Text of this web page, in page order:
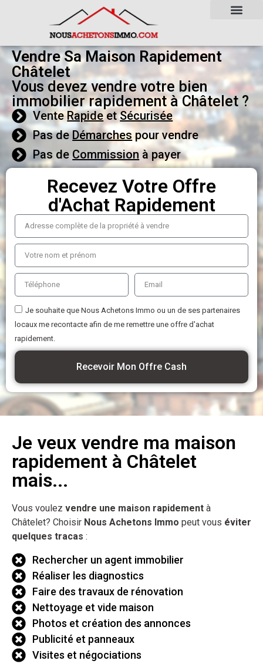
Vendre Sa Maison Rapidement
Châtelet
Vous devez vendre votre bien
immobilier rapidement à Châtelet ?
Vente Rapide etSécurisée
Pas deDémarches pour vendre
Pas de Commission à payer
Recevez Votre Offre
d'Achat Rapidement
Je souhaite que Nous Achetons Immo ou un de ses partenaires
locaux me recontacte afin de me remettre une offre d'achat
rapidement.
Recevoir Mon Offre Cash
Je veux vendre ma maison
rapidement à Châtelet
mais...
Vous voulez vendre une maison rapidement à
Châtelet? Choisir Nous Achetons Immo peut vous éviter
quelques tracas :
Rechercher un agent immobilier
Réaliser les diagnostics
Faire des travaux de rénovation
Nettoyage et vide maison
Photos et création des annonces
Publicité et panneaux
Visites et négociations